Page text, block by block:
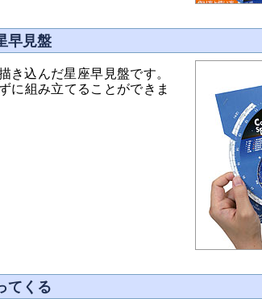
早見盤
き込んだ星座早見盤です。
に組み立てることができま
てくる